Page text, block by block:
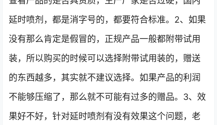
延时喷剂，都是消字号的，都要符合标准。2、如果
没有那么肯定是假冒的，正规产品一般都附带试用
装，所以购买的时候可以选择附带试用装的，赠送
的东西越多，其实就不建议选择。如果产品的利润
不能够压缩了，那么就不可能有过多的赠品。3、效
果好不好，针对延时喷剂有没有效果这个问题，老